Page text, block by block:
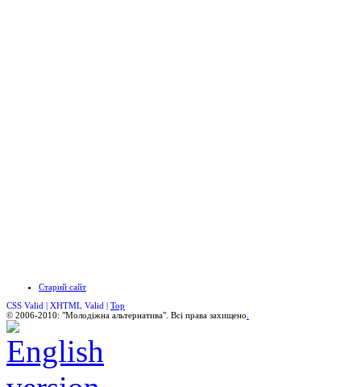
Старий сайт
CSS Valid | XHTML Valid | Top
© 2006-2010: "Молодіжна альтернатива". Всі права захищено